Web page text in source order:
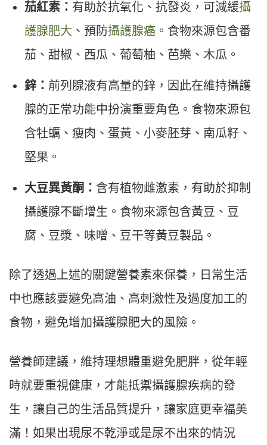
茄紅素： 有助於抗氧化、抗發炎，可減緩攝
護腺肥大 、預防攝護腺癌 。食物來源包含番
茄、甜椒、西瓜、葡萄柚、芭樂、木瓜。
鋅： 前列腺液有高量的鋅，因此在維持攝護
腺的正常功能中扮演重要角色。食物來源包
含牡蠣、瘦肉、蛋黃、小麥胚芽、南瓜籽、
堅果。
大豆異黃酮： 含有植物雌激素，有助於抑制
攝護腺不斷增生。食物來源包含黃豆、豆
腐、豆漿、味噌、豆干等黃豆製品。
除了透過上述的關鍵營養素來保養，日常生活
中也應該要避免高油、高刺激性及過度加工的
食物，避免增加攝護腺肥大的風險。
營養師建議，維持理想體重避免肥胖，從年輕
時就要重視健康，才能抵禦攝護腺疾病的發
生，讓自己的生活品質提升，讓家庭更幸福美
滿！如果出現尿不乾淨或是尿不出來的情況